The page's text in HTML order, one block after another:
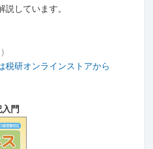
説しています。
税研オンラインストアから
門